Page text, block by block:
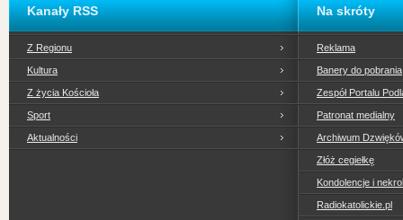
Kanały RSS
Z Regionu
Kultura
Z życia Kościoła
Sport
Aktualności
Na skróty
Reklama
Banery do pobrania
Zespół Portalu
Patronat medialny
Archiwum
Złóż cegiełkę
Kondolencje i
Radiokatolickie.pl